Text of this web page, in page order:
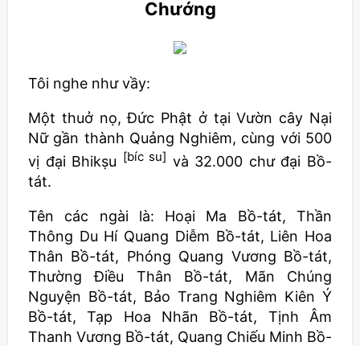
Chướng
Tôi nghe như vầy:
Một thuở nọ, Đức Phật ở tại Vườn cây Nại
Nữ gần thành Quảng Nghiêm, cùng với 500
vị đại Bhikṣu [bíc su] và 32.000 chư đại Bồ-
tát.
Tên các ngài là: Hoại Ma Bồ-tát, Thần
Thông Du Hí Quang Diễm Bồ-tát, Liên Hoa
Thân Bồ-tát, Phóng Quang Vương Bồ-tát,
Thường Điều Thân Bồ-tát, Mãn Chúng
Nguyện Bồ-tát, Bảo Trang Nghiêm Kiên Ý
Bồ-tát, Tạp Hoa Nhãn Bồ-tát, Tịnh Âm
Thanh Vương Bồ-tát, Quang Chiếu Minh Bồ-